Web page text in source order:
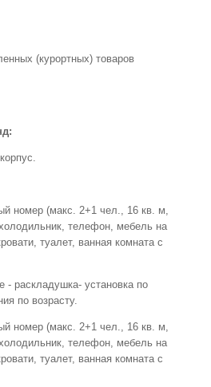
(курортных) товаров
номер (макс. 2+1 чел., 16 кв. м,
телефон, мебель на
туалет, ванная комната с
- раскладушка- установка по
по возрасту.
номер (макс. 2+1 чел., 16 кв. м,
телефон, мебель на
туалет, ванная комната с